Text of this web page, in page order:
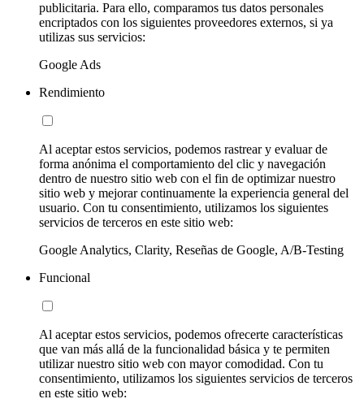
publicitaria. Para ello, comparamos tus datos personales
encriptados con los siguientes proveedores externos, si ya
utilizas sus servicios:
Google Ads
Rendimiento
Al aceptar estos servicios, podemos rastrear y evaluar de
forma anónima el comportamiento del clic y navegación
dentro de nuestro sitio web con el fin de optimizar nuestro
sitio web y mejorar continuamente la experiencia general del
usuario. Con tu consentimiento, utilizamos los siguientes
servicios de terceros en este sitio web:
Google Analytics, Clarity, Reseñas de Google, A/B-Testing
Funcional
Al aceptar estos servicios, podemos ofrecerte características
que van más allá de la funcionalidad básica y te permiten
utilizar nuestro sitio web con mayor comodidad. Con tu
consentimiento, utilizamos los siguientes servicios de terceros
en este sitio web: